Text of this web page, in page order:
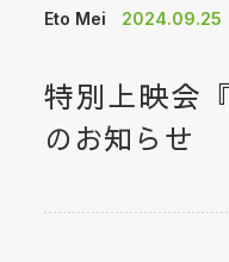
Eto Mei 2024.09.25
特別上映会
のお知らせ